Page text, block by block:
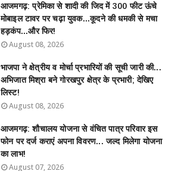
आजमगढ़: प्रेमिका से शादी की जिद में 300 फीट ऊंचे
मोबाइल टावर पर चढ़ा युवक...कूदने की धमकी से मचा
हड़कंप...और फिर!
August 08, 2026
भाजपा ने क्षेत्रीय व मोर्चा प्रभारियों की सूची जारी की...
अभिजात मिश्रा बने गोरखपुर क्षेत्र के प्रभारी; देखिए
लिस्ट!
August 08, 2026
आजमगढ़: शौचालय योजना से वंचित पात्र परिवार इस
फोन पर दर्ज कराएं अपना विवरण... जल्द मिलेगा योजना
का लाभ!
August 07, 2026